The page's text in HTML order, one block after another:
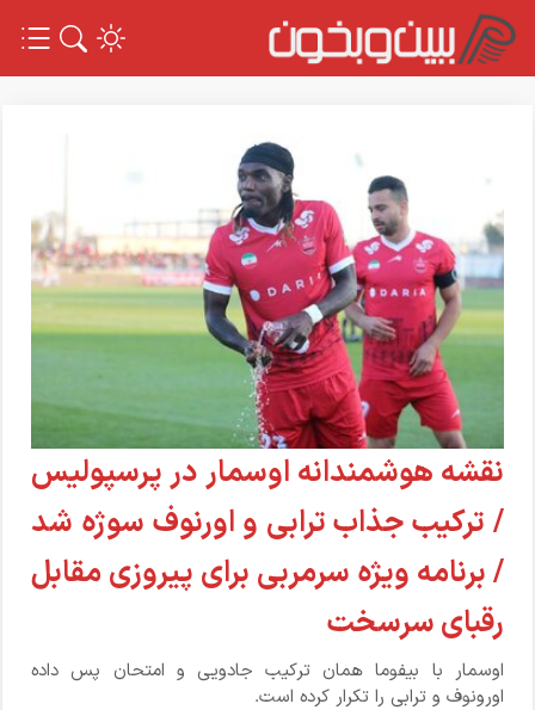
نقشه هوشمندانه اوسمار در پرسپولیس
/ ترکیب جذاب ترابی و اورنوف سوژه شد
/ برنامه ویژه سرمربی برای پیروزی مقابل
رقبای سرسخت
اوسمار با بیفوما همان ترکیب جادویی و امتحان پس داده
اورونوف و ترابی را تکرار کرده است.